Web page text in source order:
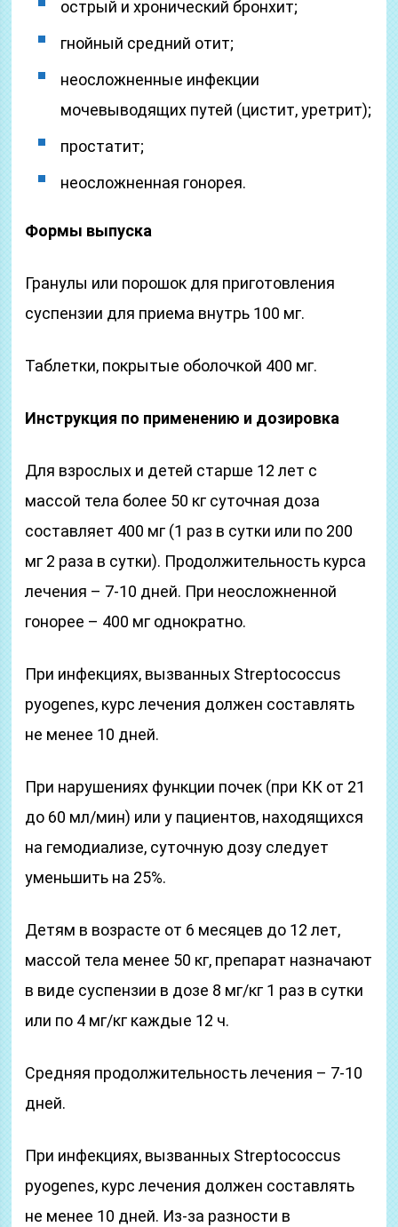
острый и хронический бронхит;
гнойный средний отит;
неосложненные инфекции
мочевыводящих путей (цистит, уретрит);
простатит;
неосложненная гонорея.
Формы выпуска
Гранулы или порошок для приготовления
суспензии для приема внутрь 100 мг.
Таблетки, покрытые оболочкой 400 мг.
Инструкция по применению и дозировка
Для взрослых и детей старше 12 лет с
массой тела более 50 кг суточная доза
составляет 400 мг (1 раз в сутки или по 200
мг 2 раза в сутки). Продолжительность курса
лечения – 7-10 дней. При неосложненной
гонорее – 400 мг однократно.
При инфекциях, вызванных Streptococcus
pyogenes, курс лечения должен составлять
не менее 10 дней.
При нарушениях функции почек (при КК от 21
до 60 мл/мин) или у пациентов, находящихся
на гемодиализе, суточную дозу следует
уменьшить на 25%.
Детям в возрасте от 6 месяцев до 12 лет,
массой тела менее 50 кг, препарат назначают
в виде суспензии в дозе 8 мг/кг 1 раз в сутки
или по 4 мг/кг каждые 12 ч.
Средняя продолжительность лечения – 7-10
дней.
При инфекциях, вызванных Streptococcus
pyogenes, курс лечения должен составлять
не менее 10 дней. Из-за разности в